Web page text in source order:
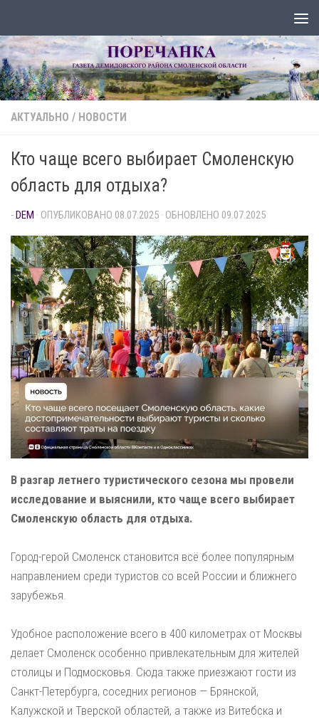
АКТУАЛЬНО / НОВОСТИ
Кто чаще всего выбирает Смоленскую
область для отдыха?
-DEM · ОПУБЛИКОВАНО 08.07.2025 · ОБНОВЛЕНО 09.07.2025
В разгар летнего туристического сезона мы провели
исследование и выяснили, кто чаще всего выбирает
Смоленскую область для отдыха.
Город-герой Смоленск становится всё более популярным
направлением среди туристов со всей России и ближнего
зарубежья.
Удобное расположение всего в 400 километрах от Москвы
делает Смоленск особенно привлекательным для жителей
столицы и Подмосковья. Сюда также приезжают гости из
Санкт-Петербурга, соседних регионов — Брянской,
Калужской и Тверской областей, а также из Витебска и